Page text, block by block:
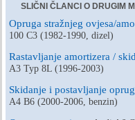
SLIČNI ČLANCI O DRUGIM
Opruga stražnjeg ovjesa/
100 C3 (1982-1990, dizel)
Rastavljanje amortizera /
A3 Typ 8L (1996-2003)
Skidanje i postavljanje
A4 B6 (2000-2006, benzin)